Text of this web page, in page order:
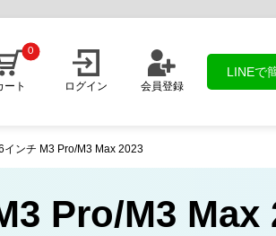
ート
0
ログイン 会員登録
LINEで
インチ M3 Pro/M3 Max 2023
Pro/M3 Max